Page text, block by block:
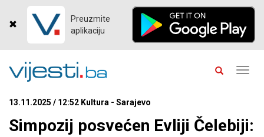
Preuzmite
aplikaciju
13.11.2025 / 12:52 Kultura - Sarajevo
Simpozij posvećen Evliji Čelebiji: